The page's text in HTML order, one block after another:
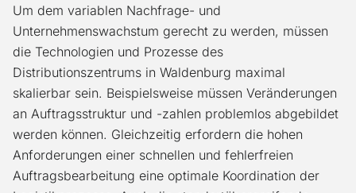
Um dem variablen Nachfrage- und
Unternehmenswachstum gerecht zu werden, müssen
die Tech­no­logien und Prozesse des
Distributionszentrums in Waldenburg maximal
skalierbar sein. Beispielsweise müssen Veränderungen
an Auftragsstruktur und -zahlen problemlos abgebildet
werden können. Gleichzeitig erfordern die hohen
Anforderungen einer schnellen und fehlerfreien
Auftrags­bear­beitung eine optimale Koordination der